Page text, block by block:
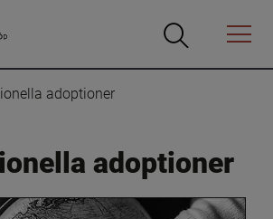
Öppna
Öppna
Menyn
adoptioner
adoptioner